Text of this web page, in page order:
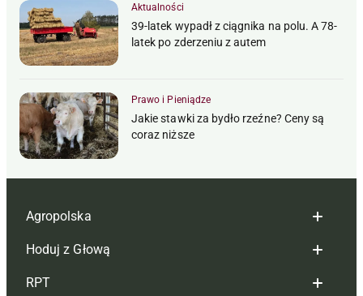
Aktualności
39-latek wypadł z ciągnika na polu. A 78-
latek po zderzeniu z autem
Prawo i Pieniądze
Jakie stawki za bydło rzeźne? Ceny są
coraz niższe
Agropolska
Redakcja
Reklama
Hoduj z Głową
Hoduj z głową bydło
RPT